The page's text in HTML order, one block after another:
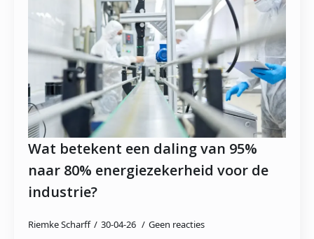
Wat betekent een daling van 95%
naar 80% energiezekerheid voor de
industrie?
Riemke Scharff 30-04-26 Geen reacties